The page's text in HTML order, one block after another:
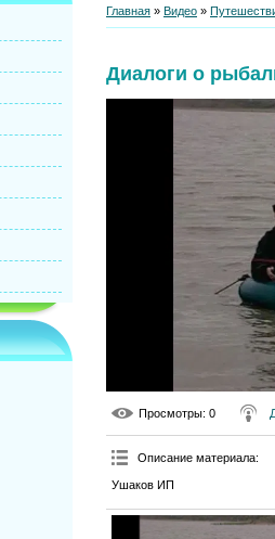
Главная » Видео »
Диалоги о
Просмотры: 0
Описание материала:
Ушаков ИП